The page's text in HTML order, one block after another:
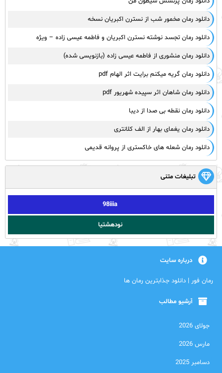
دانلود رمان مخمور شب از نسترن اکبریان نسخه
دانلود رمان تجسد نوشته نسترن اکبریان و فاطمه عیسی زاده – ویژه
دانلود رمان منشوری از فاطمه عیسی زاده (بازنویسی شده)
دانلود رمان گریه میکنم برایت اثر الهام pdf
دانلود رمان شاهان اثر سپیده شهریور pdf
دانلود رمان نقطه بی صدا از دیبا
دانلود رمان یغمای بهار از الف کلانتری
دانلود رمان شعله های خاکستری از پروانه قدیمی
تبلیغات متنی
98iiia
نودهشتیا
درباره سایت
رمان فور | دانلود جذابترین رمان ها
آرشیو مطالب
جولای 2026
مارس 2026
دسامبر 2025